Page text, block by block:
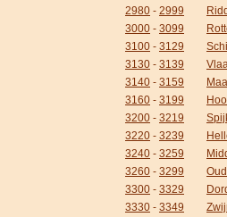
2980 - 2999
3000 - 3099
3100 - 3129
3130 - 3139
3140 - 3159
3160 - 3199
3200 - 3219
3220 - 3239
3240 - 3259
3260 - 3299
3300 - 3329
3330 - 3349